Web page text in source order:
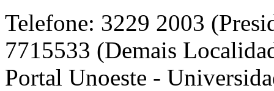
Telefone: 3229 2003
7715533 (Demais
Portal Unoeste -